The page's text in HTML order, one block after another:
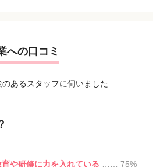
ラン 16,200円
への口コミ
あるスタッフに伺いました
や研修に力を入れている …… 75%